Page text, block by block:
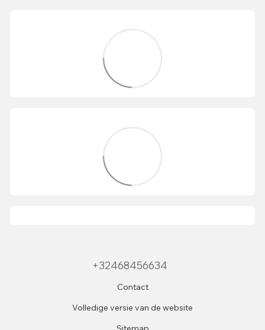
+32468456634
Contact
Volledige versie van de website